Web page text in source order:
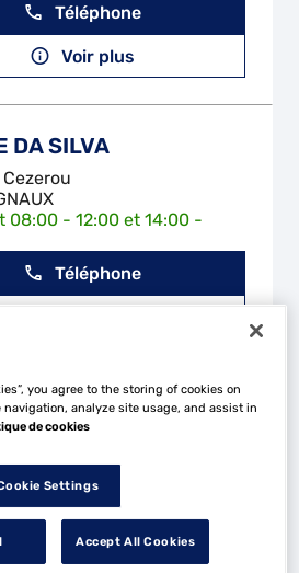
Téléphone
Voir plus
DA SILVA
08:00 - 12:00 et 14:00 -
Téléphone
ET FILS
Crouzelles
SUR GARONNE
08:00 - 12:00 et 14:00 -
Téléphone
you agree to the storing of cookies on
analyze site usage, and assist in
de cookies
Settings
Accept All Cookies